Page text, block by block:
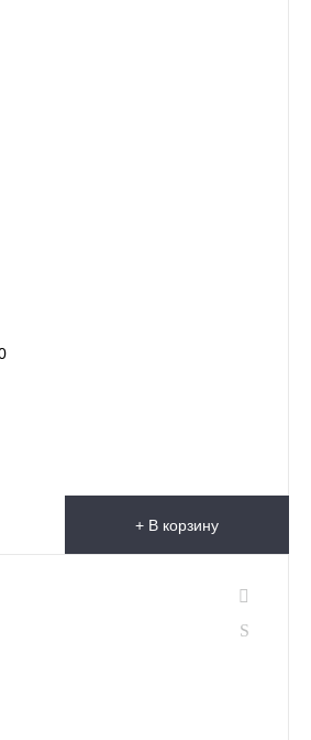
+ В корзину